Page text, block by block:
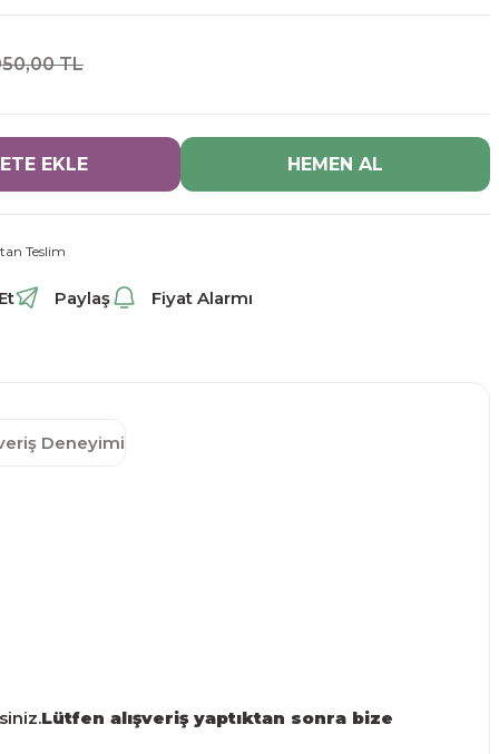
TL
EKLE HEMEN AL
Teslim
Paylaş Fiyat Alarmı
Deneyimi
Lütfen alışveriş yaptıktan sonra bize